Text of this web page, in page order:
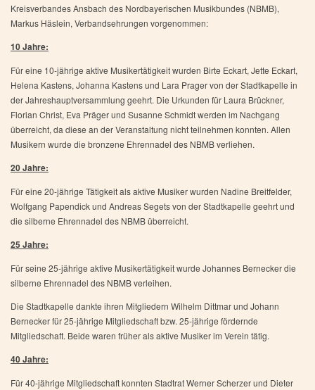
Kreisverbandes Ansbach des Nordbayerischen Musikbundes (NBMB),
Markus Häslein, Verbandsehrungen vorgenommen:
10 Jahre:
Für eine 10-jährige aktive Musikertätigkeit wurden Birte Eckart, Jette Eckart,
Helena Kastens, Johanna Kastens und Lara Prager von der Stadtkapelle in
der Jahreshauptversammlung geehrt. Die Urkunden für Laura Brückner,
Florian Christ, Eva Präger und Susanne Schmidt werden im Nachgang
überreicht, da diese an der Veranstaltung nicht teilnehmen konnten. Allen
Musikern wurde die bronzene Ehrennadel des NBMB verliehen.
20 Jahre:
Für eine 20-jährige Tätigkeit als aktive Musiker wurden Nadine Breitfelder,
Wolfgang Papendick und Andreas Segets von der Stadtkapelle geehrt und
die silberne Ehrennadel des NBMB überreicht.
25 Jahre:
Für seine 25-jährige aktive Musikertätigkeit wurde Johannes Bernecker die
silberne Ehrennadel des NBMB verleihen.
Die Stadtkapelle dankte ihren Mitgliedern Wilhelm Dittmar und Johann
Bernecker für 25-jährige Mitgliedschaft bzw. 25-jährige fördernde
Mitgliedschaft. Beide waren früher als aktive Musiker im Verein tätig.
40 Jahre:
Für 40-jährige Mitgliedschaft konnten Stadtrat Werner Scherzer und Dieter